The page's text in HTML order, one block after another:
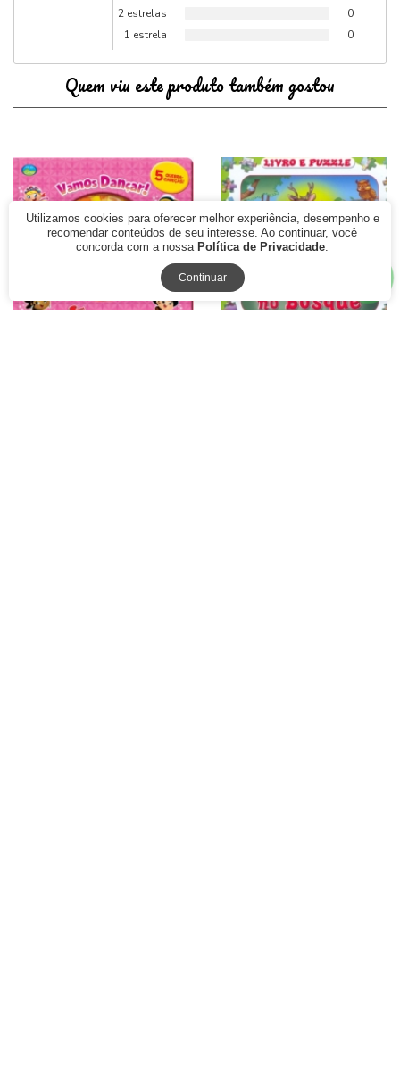
2 estrelas
0
1 estrela
0
Quem viu este produto também gostou
Utilizamos cookies para oferecer melhor experiência, desempenho e
recomendar conteúdos de seu interesse. Ao continuar, você
concorda com a nossa Política de Privacidade.
Continuar